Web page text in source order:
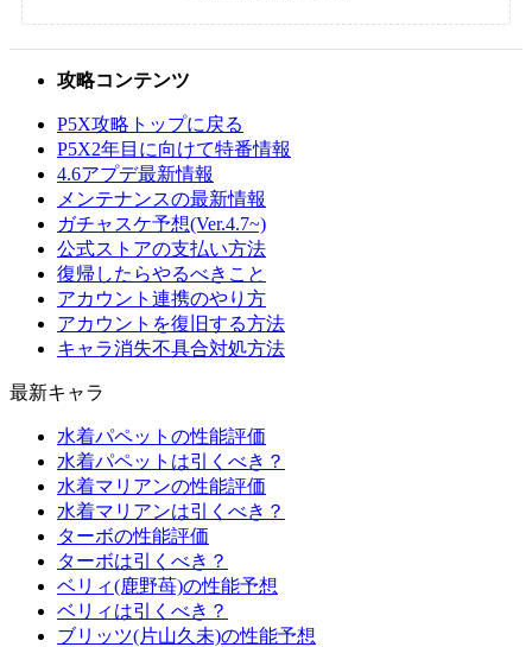
攻略コンテンツ
P5X攻略トップに戻る
P5X2年目に向けて特番情報
4.6アプデ最新情報
メンテナンスの最新情報
ガチャスケ予想(Ver.4.7~)
公式ストアの支払い方法
復帰したらやるべきこと
アカウント連携のやり方
アカウントを復旧する方法
キャラ消失不具合対処方法
最新キャラ
水着パペットの性能評価
水着パペットは引くべき？
水着マリアンの性能評価
水着マリアンは引くべき？
ターボの性能評価
ターボは引くべき？
ベリィ(鹿野苺)の性能予想
ベリィは引くべき？
ブリッツ(片山久未)の性能予想